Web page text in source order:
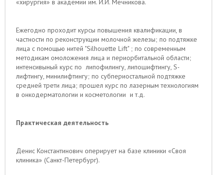
Ежегодно проходит курсы повышения квалификации, в
частности по реконструкции молочной железы; по подтяжке
лица с помощью нитей "Silhouette Lift" ; по современным
методикам омоложения лица и периорбитальной области;
интенсивыный курс по липофилингу, липошифтингу, S-
лифтингу, минилифтингу; по cубпериостальной подтяжке
средней трети лица; прошел курс по лазерным технологиям
в онкодерматологии и косметологии и т.д.
Практическая деятельность
Денис Константинович оперирует на базе клиники «Своя
клиника» (Санкт-Петербург).